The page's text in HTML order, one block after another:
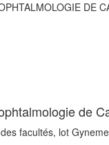
DE
de
facultés, lot